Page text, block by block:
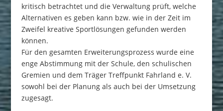
kritisch betrachtet und die Verwaltung prüft, welche
Alternativen es geben kann bzw. wie in der Zeit im
Zweifel kreative Sportlösungen gefunden werden
können.
Für den gesamten Erweiterungsprozess wurde eine
enge Abstimmung mit der Schule, den schulischen
Gremien und dem Träger Treffpunkt Fahrland e. V.
sowohl bei der Planung als auch bei der Umsetzung
zugesagt.